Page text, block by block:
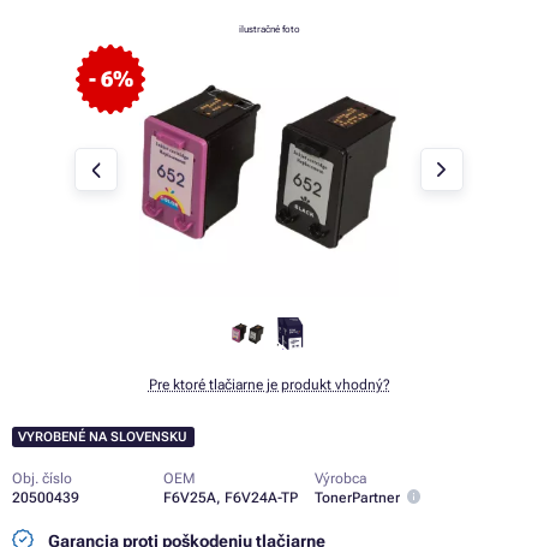
- 6%
ilustračné foto
Pre ktoré tlačiarne je produkt vhodný?
VYROBENÉ NA SLOVENSKU
Obj. číslo
20500439
OEM
F6V25A, F6V24A-TP
Výrobca
TonerPartner
Garancia proti poškodeniu tlačiarne